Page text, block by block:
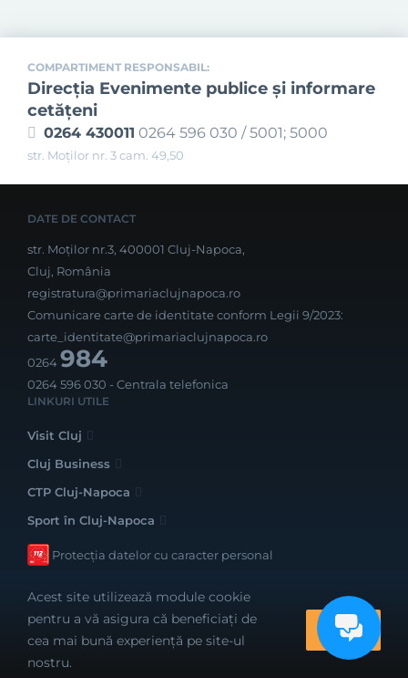
COMPARTIMENT RESPONSABIL:
Direcţia Evenimente publice şi informare
cetăţeni
0264 430011 0264 596 030 / 5001; 5000
str. Moților nr. 3 cam. 49,50
DATE DE CONTACT
str. Moților nr.3, 400001 Cluj-Napoca,
Cluj, România
registratura@primariaclujnapoca.ro
Comunicare carte de identitate conform Legii 9/2023:
carte_identitate@primariaclujnapoca.ro
0264984
0264 596 030 - Centrala telefonica
LINKURI UTILE
Visit Cluj
Cluj Business
CTP Cluj-Napoca
Sport în Cluj-Napoca
Protecția datelor cu caracter personal
Realizat cu bune intenții de către
Acest site utilizează module cookie
pentru a vă asigura că beneficiați de
cea mai bună experiență pe site-ul
nostru.
OK